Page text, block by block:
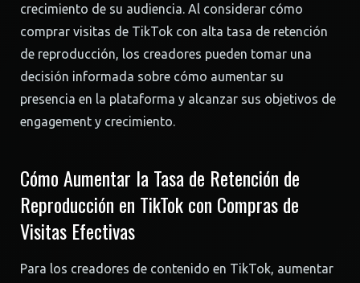
crecimiento de su audiencia. Al considerar cómo
comprar visitas de TikTok con alta tasa de retención
de reproducción, los creadores pueden tomar una
decisión informada sobre cómo aumentar su
presencia en la plataforma y alcanzar sus objetivos de
engagement y crecimiento.
Cómo Aumentar la Tasa de Retención de
Reproducción en TikTok con Compras de
Visitas Efectivas
Para los creadores de contenido en TikTok, aumentar